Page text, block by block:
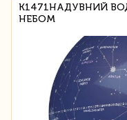
K1471НАДУВНИЙ
НЕБОМ